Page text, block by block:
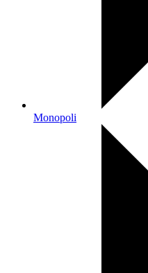
Monopoli